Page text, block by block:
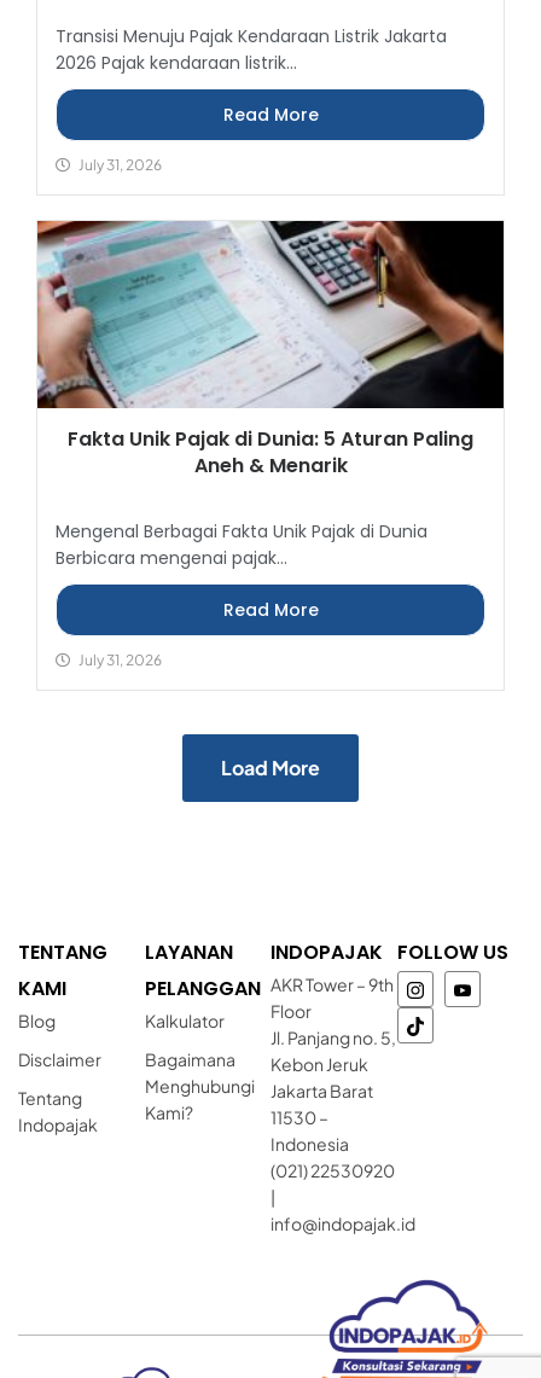
Transisi Menuju Pajak Kendaraan Listrik Jakarta
2026 Pajak kendaraan listrik...
Read More
July 31, 2026
Fakta Unik Pajak di Dunia: 5 Aturan Paling
Aneh & Menarik
Mengenal Berbagai Fakta Unik Pajak di Dunia
Berbicara mengenai pajak...
Read More
July 31, 2026
Load More
TENTANG
KAMI
Blog
Disclaimer
Tentang
Indopajak
LAYANAN
PELANGGAN
Kalkulator
Bagaimana
Menghubungi
Kami?
INDOPAJAK
AKR Tower – 9th
Floor
Jl. Panjang no. 5,
Kebon Jeruk
Jakarta Barat
11530 –
Indonesia
(021) 22530920
|
info@indopajak.id
FOLLOW US